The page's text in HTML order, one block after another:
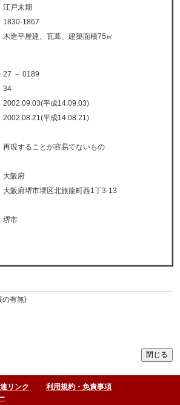
江戸末期
1830-1867
木造平屋建、瓦葺、建築面積75㎡
27 － 0189
34
2002.09.03(平成14.09.03)
2002.08.21(平成14.08.21)
再現することが容易でないもの
大阪府
大阪府堺市堺区北旅龍町西1丁3-13
堺市
の有無)
リンク
利用規約・免責事項